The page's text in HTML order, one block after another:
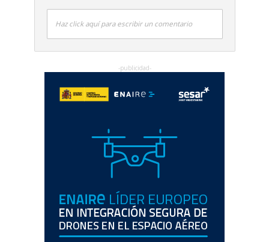
Haz click aquí para escribir un comentario